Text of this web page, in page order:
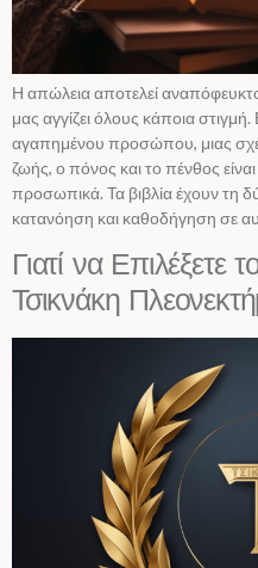
Η απώλεια αποτελεί
μας αγγίζει όλους κάποια στιγμή.
αγαπημένου προσώπου, μιας
ζωής, ο πόνος και το πένθος
προσωπικά. Τα βιβλία έχουν τη
κατανόηση και καθοδήγηση σε
Γιατί να Επιλέξετε
Τσικνάκη